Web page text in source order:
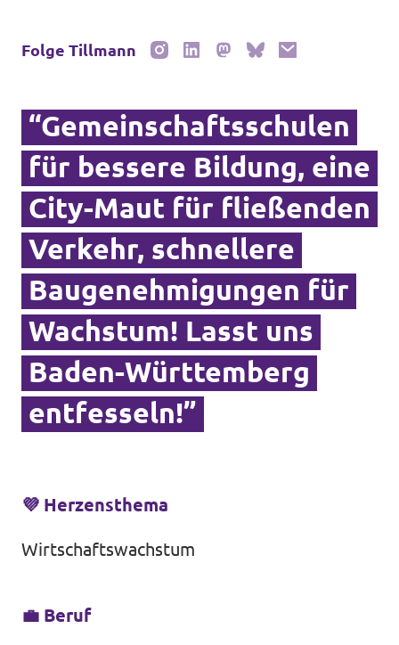
Transparenz
Datenschutz
Impressum
Folge Tillmann
“Gemeinschaftsschulen
für bessere Bildung, eine
City-Maut für fließenden
Verkehr, schnellere
Baugenehmigungen für
Wachstum! Lasst uns
Baden-Württemberg
entfesseln!”
💜 Herzensthema
Wirtschaftswachstum
💼 Beruf